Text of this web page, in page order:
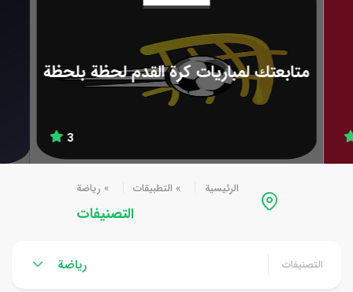
متابعتك لمباريات كرة القدم لحظة بلحظة
3
الرئيسية » التطبيقات » رياضة
التصنيفات
التصنيفات رياضة